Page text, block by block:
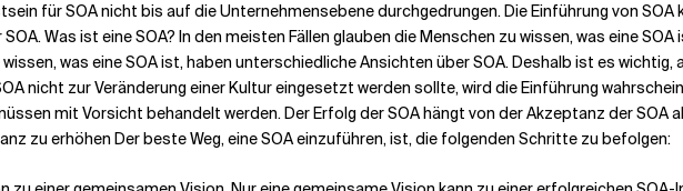
für SOA nicht bis auf die Unternehmensebene durchgedrungen. Die Einführung von SOA
Was ist eine SOA? In den meisten Fällen glauben die Menschen zu wissen, was eine
was eine SOA ist, haben unterschiedliche Ansichten über SOA. Deshalb ist es
nicht zur Veränderung einer Kultur eingesetzt werden sollte, wird die Einführung
mit Vorsicht behandelt werden. Der Erfolg der SOA hängt von der Akzeptanz der SOA
zu erhöhen Der beste Weg, eine SOA einzuführen, ist, die folgenden Schritte zu befolgen: